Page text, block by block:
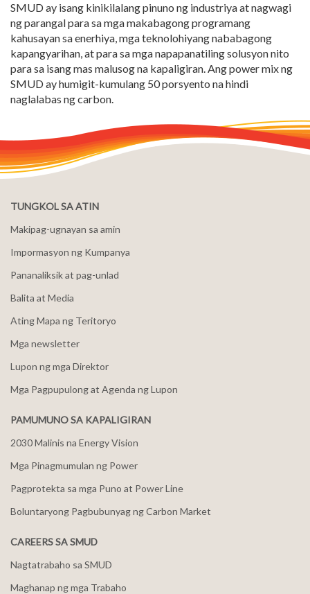
SMUD ay isang kinikilalang pinuno ng industriya at nagwagi
ng parangal para sa mga makabagong programang
kahusayan sa enerhiya, mga teknolohiyang nababagong
kapangyarihan, at para sa mga napapanatiling solusyon nito
para sa isang mas malusog na kapaligiran. Ang power mix ng
SMUD ay humigit-kumulang 50 porsyento na hindi
naglalabas ng carbon.
TUNGKOL SA ATIN
Makipag-ugnayan sa amin
Impormasyon ng Kumpanya
Pananaliksik at pag-unlad
Balita at Media
Ating Mapa ng Teritoryo
Mga newsletter
Lupon ng mga Direktor
Mga Pagpupulong at Agenda ng Lupon
PAMUMUNO SA KAPALIGIRAN
2030 Malinis na Energy Vision
Mga Pinagmumulan ng Power
Pagprotekta sa mga Puno at Power Line
Boluntaryong Pagbubunyag ng Carbon Market
CAREERS SA SMUD
Nagtatrabaho sa SMUD
Maghanap ng mga Trabaho